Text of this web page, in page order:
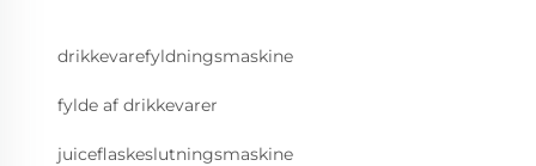
drikkevarefyldningsmaskine
fylde af drikkevarer
juiceflaskeslutningsmaskine